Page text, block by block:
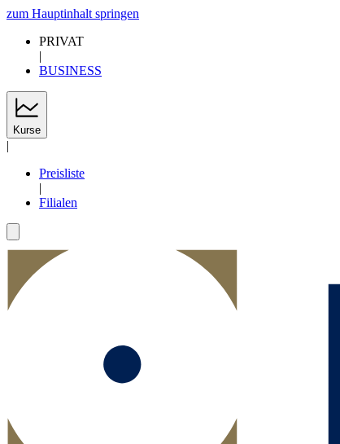
zum Hauptinhalt springen
PRIVAT
|
BUSINESS
Kurse
|
Preisliste
|
Filialen